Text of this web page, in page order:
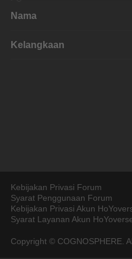
Nama
Kelangkaan
Kebijakan Privasi Forum
Syarat Penggunaan Forum
Kebijakan Privasi Akun
Syarat Layanan Akun
Copyright © COGNOSPHERE.